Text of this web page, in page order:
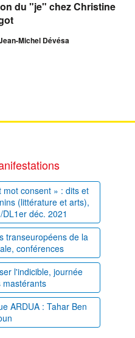
du "je" chez Christine
Michel Dévésa
consent » : dits et
(littérature et arts),
déc. 2021
transeuropéens de la
conférences
l'indicible, journée
mastérants
ARDUA : Tahar Ben